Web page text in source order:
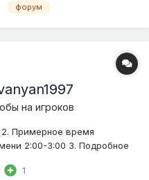
форум
на игроков
2. Примерное время
2:00-3:00 3. Подробное
он решил
1